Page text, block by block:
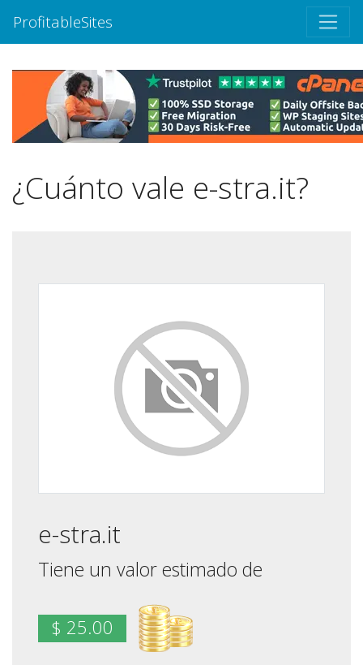
ProfitableSites
¿Cuánto vale e-stra.it?
e-stra.it
Tiene un valor estimado de
$ 25.00